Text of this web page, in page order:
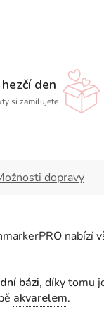
den
si zamilujete
dopravy
nabízí
bázi, díky tomu
akvarelem.